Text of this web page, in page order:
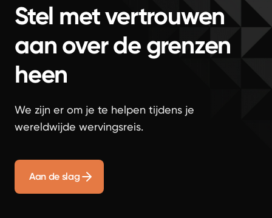
Stel met vertrouwen
aan over de grenzen
heen
We zijn er om je te helpen tijdens je
wereldwijde wervingsreis.
Aan de slag